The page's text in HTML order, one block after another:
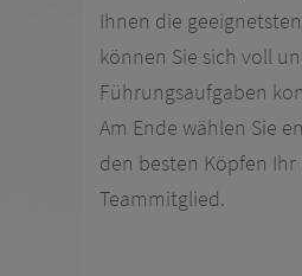
Ihnen die
können Sie sich voll
Führungsaufgaben
Am Ende wählen Sie
den besten Köpfen Ihr
Teammitglied.